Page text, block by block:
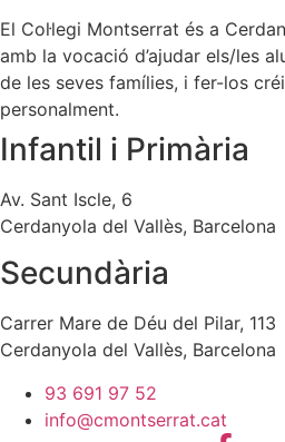
El Col·legi Montserrat és a
amb la vocació d’ajudar els/les
de les seves famílies, i fer-los
personalment.
Infantil i Primària
Av. Sant Iscle, 6
Cerdanyola del Vallès, Barcelona
Secundària
Carrer Mare de Déu del Pilar, 113
Cerdanyola del Vallès, Barcelona
93 691 97 52
info@cmontserrat.cat